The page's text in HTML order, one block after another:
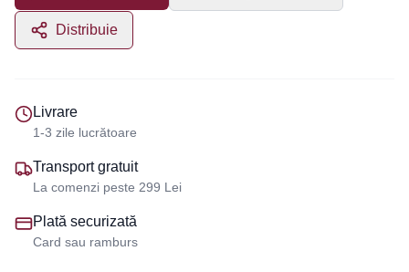
Distribuie
Livrare
1-3 zile lucrătoare
Transport gratuit
La comenzi peste 299 Lei
Plată securizată
Card sau ramburs